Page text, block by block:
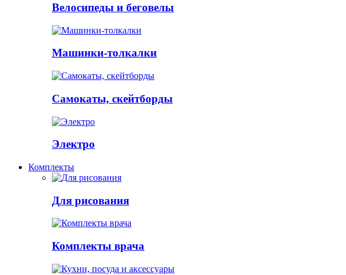
Велосипеды и беговелы
Машинки-толкалки
Самокаты, скейтборды
Электро
Комплекты
Для рисования
Комплекты врача